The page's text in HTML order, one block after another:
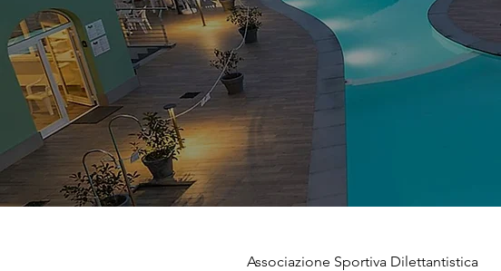
Associazione Sportiva Dilettantistica